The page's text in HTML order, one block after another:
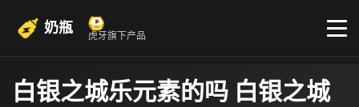
奶瓶 虎牙旗下产品
白银之城乐元素的吗 白银之城